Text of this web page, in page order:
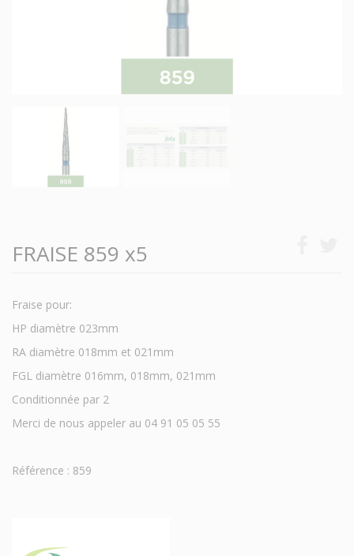
FRAISE 859 x5
Fraise pour:
HP diamètre 023mm
RA diamètre 018mm et 021mm
FGL diamètre 016mm, 018mm, 021mm
Conditionnée par 2
Merci de nous appeler au 04 91 05 05 55
Référence : 859